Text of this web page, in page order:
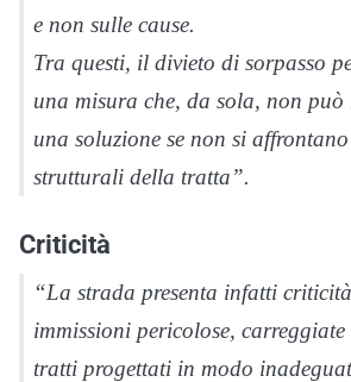
e non sulle cause.
Tra questi, il divieto di sorpasso
una misura che, da sola, non può
una soluzione se non si
strutturali della tratta”.
Criticità
“La strada presenta infatti
immissioni pericolose,
tratti progettati in modo